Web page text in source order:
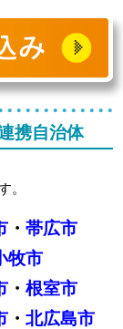
携自治体
。
・ 帯広市
牧市
・ 根室市
・ 北広島市